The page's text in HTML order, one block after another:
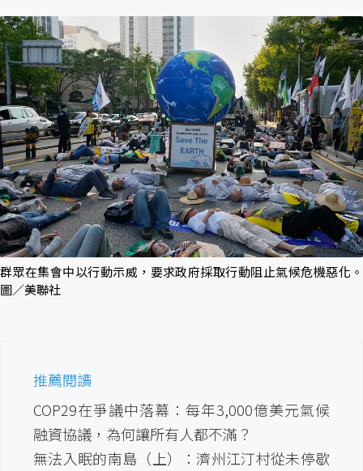
群眾在集會中以行動示威，要求政府採取行動阻止氣候危機惡化。
圖／美聯社
推薦閱讀
COP29在爭議中落幕：每年3,000億美元氣候
融資協議，為何讓所有人都不滿？
無法入眠的南島（上）：濟州江汀村從未停歇